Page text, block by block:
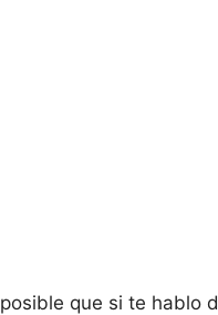
que si te hablo